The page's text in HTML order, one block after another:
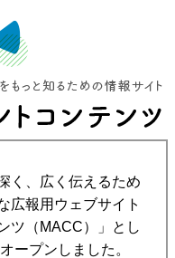
く、広く伝えるため
広報用ウェブサイト
ツ（MACC）」とし
ープンしました。